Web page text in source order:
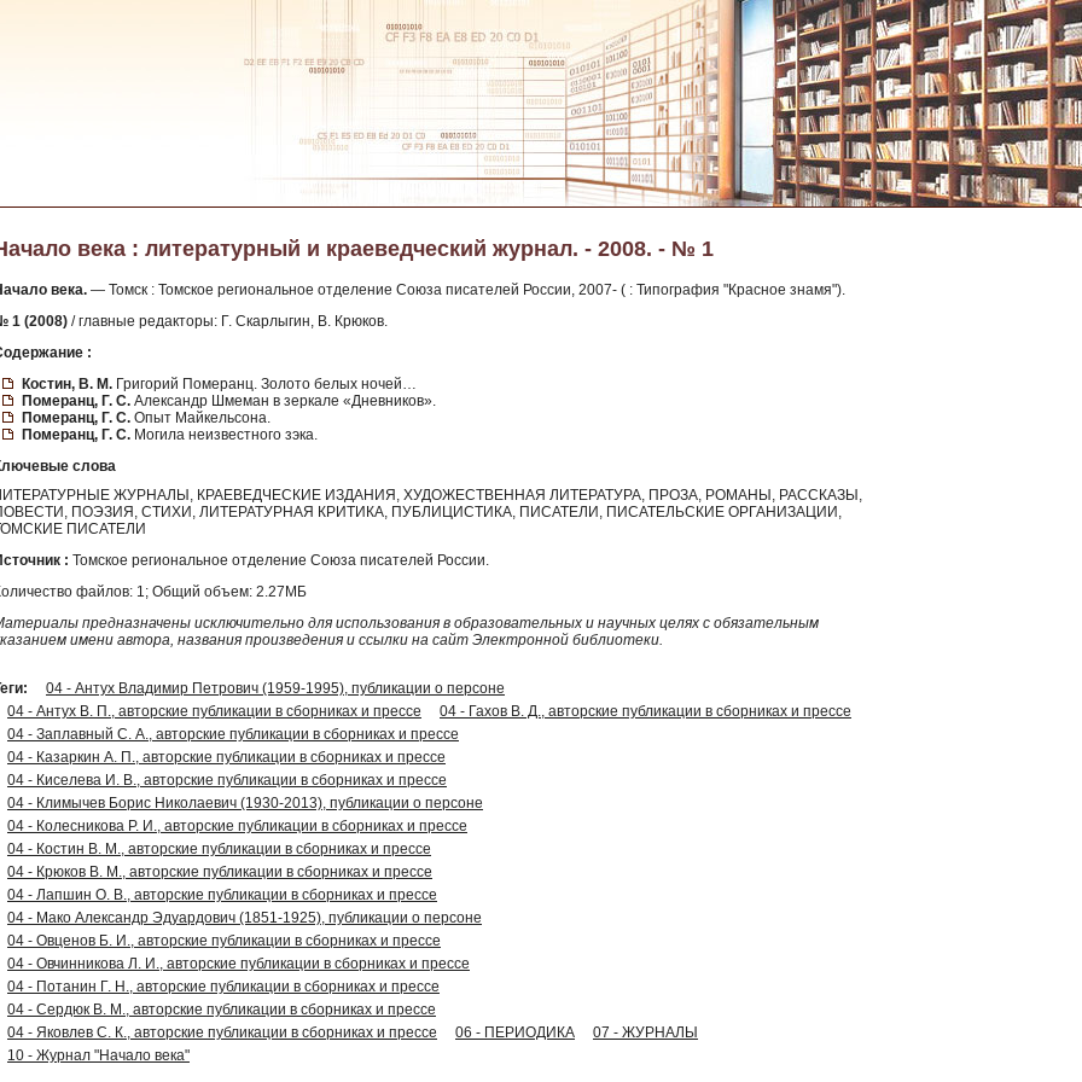
века : литературный и краеведческий журнал. - 2008. - № 1
века. — Томск : Томское региональное отделение Союза писателей России, 2007- ( : Типография "Красное знамя").
1 (2008) / главные редакторы: Г. Скарлыгин, В. Крюков.
:
Костин, В. М. Григорий Померанц. Золото белых ночей…
Померанц, Г. С. Александр Шмеман в зеркале «Дневников».
Померанц, Г. С. Опыт Майкельсона.
Померанц, Г. С. Могила неизвестного зэка.
слова
ЖУРНАЛЫ, КРАЕВЕДЧЕСКИЕ ИЗДАНИЯ, ХУДОЖЕСТВЕННАЯ ЛИТЕРАТУРА, ПРОЗА, РОМАНЫ, РАССКАЗЫ,
ПОЭЗИЯ, СТИХИ, ЛИТЕРАТУРНАЯ КРИТИКА, ПУБЛИЦИСТИКА, ПИСАТЕЛИ, ПИСАТЕЛЬСКИЕ ОРГАНИЗАЦИИ,
ПИСАТЕЛИ
: Томское региональное отделение Союза писателей России.
файлов: 1; Общий объем: 2.27МБ
предназначены исключительно для использования в образовательных и научных целях с обязательным
имени автора, названия произведения и ссылки на сайт Электронной библиотеки.
04 - Антух Владимир Петрович (1959-1995), публикации о персоне
04 - Антух В. П., авторские публикации в сборниках и прессе
04 - Гахов В. Д., авторские публикации в сборниках и прессе
04 - Заплавный С. А., авторские публикации в сборниках и прессе
04 - Казаркин А. П., авторские публикации в сборниках и прессе
04 - Киселева И. В., авторские публикации в сборниках и прессе
04 - Климычев Борис Николаевич (1930-2013), публикации о персоне
04 - Колесникова Р. И., авторские публикации в сборниках и прессе
04 - Костин В. М., авторские публикации в сборниках и прессе
04 - Крюков В. М., авторские публикации в сборниках и прессе
04 - Лапшин О. В., авторские публикации в сборниках и прессе
04 - Мако Александр Эдуардович (1851-1925), публикации о персоне
04 - Овценов Б. И., авторские публикации в сборниках и прессе
04 - Овчинникова Л. И., авторские публикации в сборниках и прессе
04 - Потанин Г. Н., авторские публикации в сборниках и прессе
04 - Сердюк В. М., авторские публикации в сборниках и прессе
04 - Яковлев С. К., авторские публикации в сборниках и прессе
06 - ПЕРИОДИКА
07 - ЖУРНАЛЫ
10 - Журнал "Начало века"